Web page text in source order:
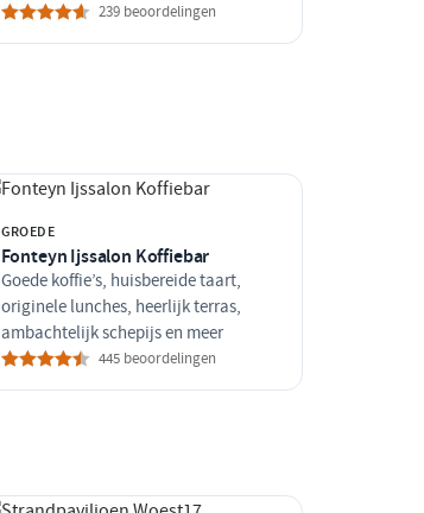
239 beoordelingen
GROEDE
Fonteyn Ijssalon Koffiebar
Goede koffie’s, huisbereide taart,
originele lunches, heerlijk terras,
ambachtelijk schepijs en meer
445 beoordelingen